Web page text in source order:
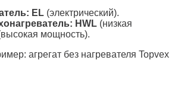
EL (электрический).
HWL (низкая
мощность).
агрегат без нагревателя Topvex